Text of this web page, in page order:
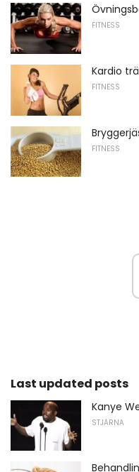
FITNESS
Kardio
FITNESS
FITNESS
Last updated posts
Kanye
STJÄRNA